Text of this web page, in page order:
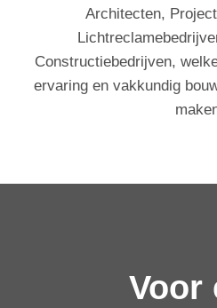
Architecten,
Constructiebedrijven,
ervaring en vakkundig
Voor